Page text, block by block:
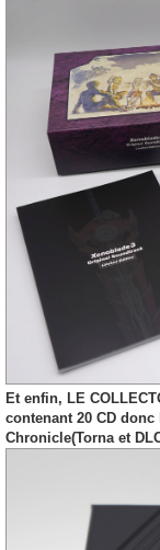
Et enfin, LE
contenant 20 CD
Chronicle(Torna et